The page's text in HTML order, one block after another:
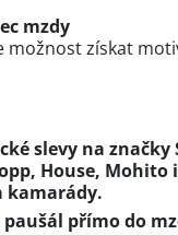
mzdy
možnost získat
slevy na značky
House,
kamarády.
přímo do